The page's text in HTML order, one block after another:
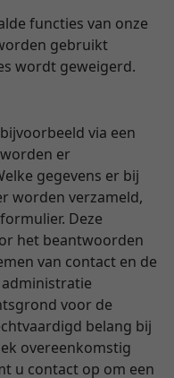
functies van onze
gebruikt
wordt geweigerd.
via een
er
gegevens er bij
worden verzameld,
Deze
het beantwoorden
van contact en de
voor de
belang bij
overeenkomstig
u contact op om een